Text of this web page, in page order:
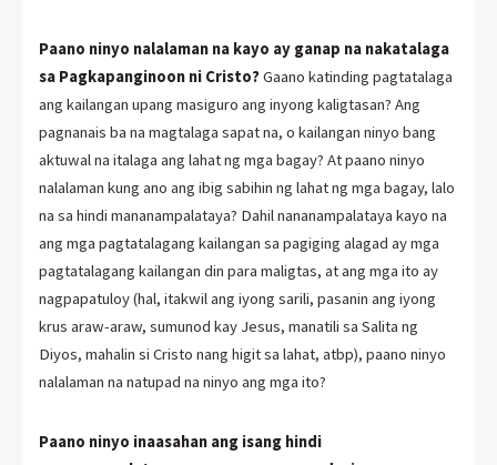
Paano ninyo nalalaman na kayo ay ganap na nakatalaga
sa Pagkapanginoon ni Cristo?Gaano katinding pagtatalaga
ang kailangan upang masiguro ang inyong kaligtasan? Ang
pagnanais ba na magtalaga sapat na, o kailangan ninyo bang
aktuwal na italaga ang lahat ng mga bagay? At paano ninyo
nalalaman kung ano ang ibig sabihin ng lahat ng mga bagay, lalo
na sa hindi mananampalataya? Dahil nananampalataya kayo na
ang mga pagtatalagang kailangan sa pagiging alagad ay mga
pagtatalagang kailangan din para maligtas, at ang mga ito ay
nagpapatuloy (hal, itakwil ang iyong sarili, pasanin ang iyong
krus araw-araw, sumunod kay Jesus, manatili sa Salita ng
Diyos, mahalin si Cristo nang higit sa lahat, atbp), paano ninyo
nalalaman na natupad na ninyo ang mga ito?
Paano ninyo inaasahan ang isang hindi